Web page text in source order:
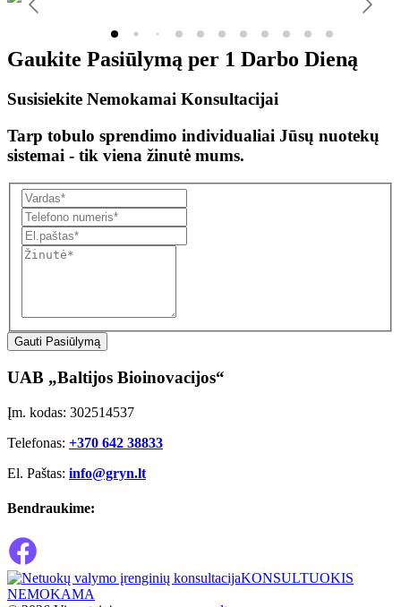
Gaukite Pasiūlymą per 1 Darbo Dieną
Susisiekite Nemokamai Konsultacijai
Tarp tobulo sprendimo individualiai Jūsų nuotekų
sistemai - tik viena žinutė mums.
Gauti Pasiūlymą
UAB „Baltijos Bioinovacijos“
Įm. kodas: 302514537
Telefonas: +370 642 38833
El. Paštas: info@gryn.lt
Bendraukime:
KONSULTUOKIS
NEMOKAMA